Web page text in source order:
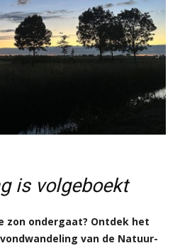
is volgeboekt
zon ondergaat? Ontdek het
van de Natuur-